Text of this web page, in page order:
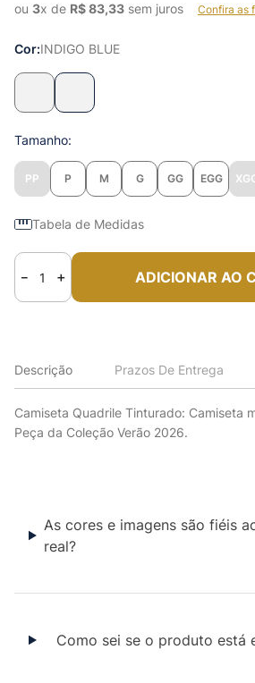
ou 3x de R$83,33 sem juros Confira as
Tamanho
PP P M G GG EGG
Cor INDIGO BLUE
Tabela de Medidas
＋
－ ADICIONAR AO
Descrição Prazos De Entrega
Camiseta Quadrile Tinturado: Camiseta
Peça da Coleção Verão 2026.
As cores e imagens são fiéis
real?
Como sei se o produto está